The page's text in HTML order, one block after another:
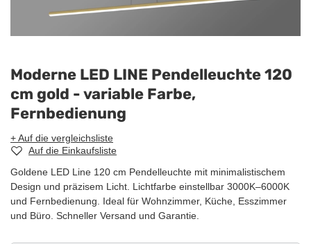
Moderne LED LINE Pendelleuchte 120
cm gold - variable Farbe,
Fernbedienung
+ Auf die vergleichsliste
Auf die Einkaufsliste
Goldene LED Line 120 cm Pendelleuchte mit minimalistischem
Design und präzisem Licht. Lichtfarbe einstellbar 3000K–6000K
und Fernbedienung. Ideal für Wohnzimmer, Küche, Esszimmer
und Büro. Schneller Versand und Garantie.